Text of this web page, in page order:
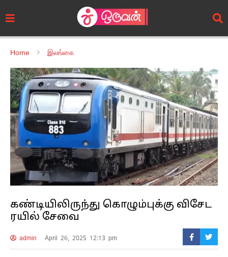
Home இலங்கை
கண்டியிலிருந்து கொழும்புக்கு விசேட
ரயில் சேவை
admin April 26, 2025 12:13 pm